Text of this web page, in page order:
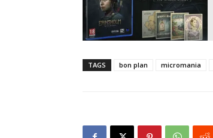
TAGS bon plan micromania